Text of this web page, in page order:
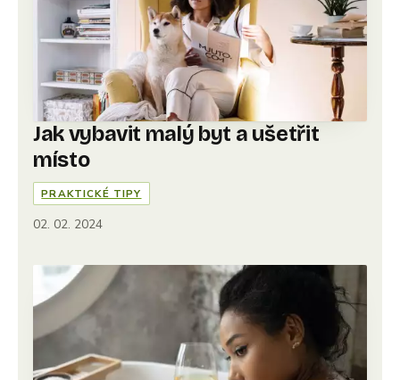
Jak vybavit malý byt a ušetřit
místo
PRAKTICKÉ TIPY
02. 02. 2024